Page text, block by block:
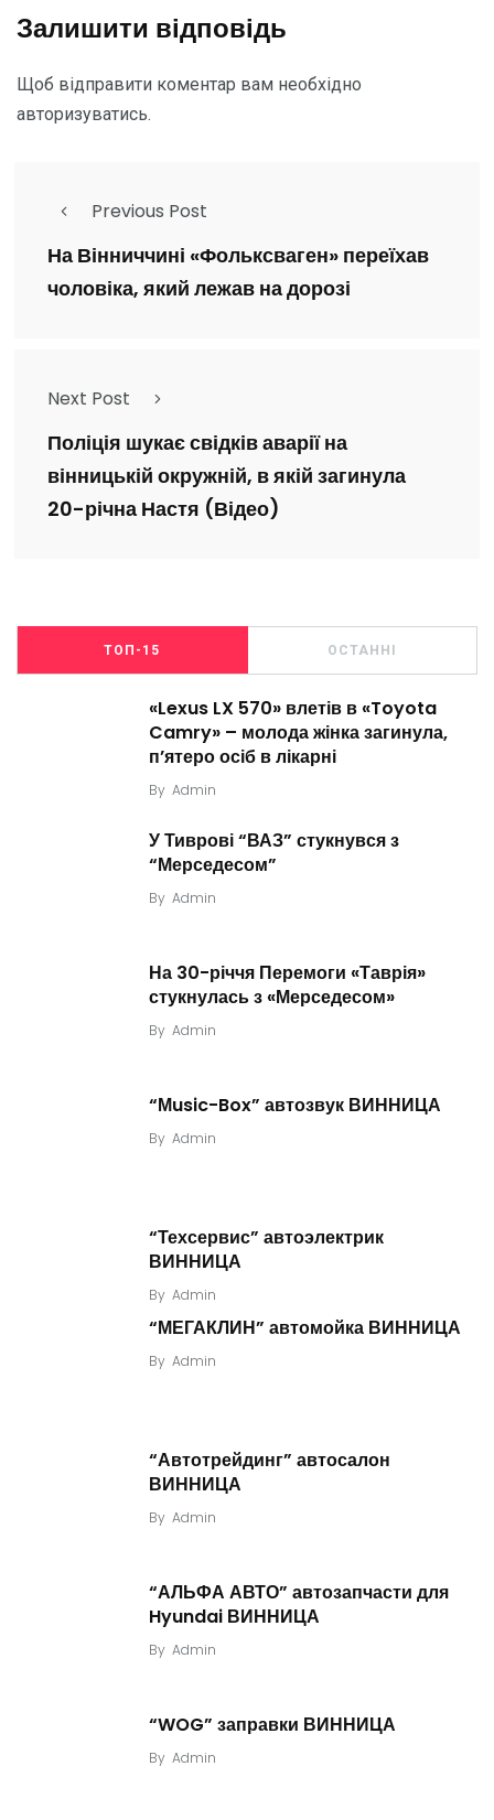
Залишити відповідь
Щоб відправити коментар вам необхідно
авторизуватись.
Previous Post
На Вінниччині «Фольксваген» переїхав
чоловіка, який лежав на дорозі
Next Post
Поліція шукає свідків аварії на
вінницькій окружній, в якій загинула
20-річна Настя (Відео)
ТОП-15 ОСТАННІ
«Lexus LX 570» влетів в «Toyota
Camry» – молода жінка загинула,
п’ятеро осіб в лікарні
By Admin
У Тиврові “ВАЗ” стукнувся з
“Мерседесом”
By Admin
На 30-річчя Перемоги «Таврія»
стукнулась з «Мерседесом»
By Admin
“Мusic-Box” автозвук ВИННИЦА
By Admin
“Техсервис” автоэлектрик
ВИННИЦА
By Admin
“МЕГАКЛИН” автомойка ВИННИЦА
By Admin
“Автотрейдинг” автосалон
ВИННИЦА
By Admin
“АЛЬФА АВТО” автозапчасти для
Hyundai ВИННИЦА
By Admin
“WOG” заправки ВИННИЦА
By Admin